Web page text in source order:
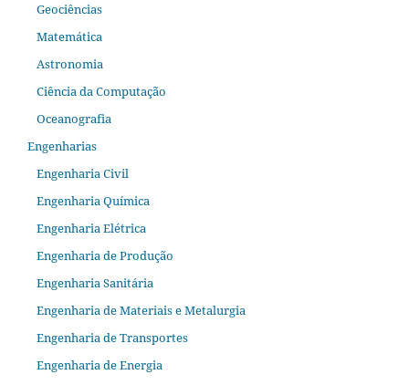
Geociências
Matemática
Astronomia
Ciência da Computação
Oceanografia
Engenharias
Engenharia Civil
Engenharia Química
Engenharia Elétrica
Engenharia de Produção
Engenharia Sanitária
Engenharia de Materiais e Metalurgia
Engenharia de Transportes
Engenharia de Energia